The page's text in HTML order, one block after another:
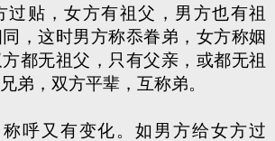
过贴，女方有祖父，男方也有祖
，这时男方称忝眷弟，女方称姻
都无祖父，只有父亲，或都无祖
弟，双方平辈，互称弟。
呼又有变化。如男方给女方过